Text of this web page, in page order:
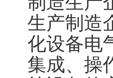
生产制造
化设备电
集成、操